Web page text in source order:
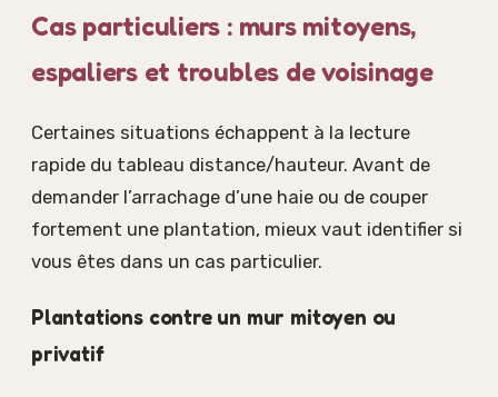
Cas particuliers : murs mitoyens,
espaliers et troubles de voisinage
Certaines situations échappent à la lecture
rapide du tableau distance/hauteur. Avant de
demander l’arrachage d’une haie ou de couper
fortement une plantation, mieux vaut identifier si
vous êtes dans un cas particulier.
Plantations contre un mur mitoyen ou
privatif